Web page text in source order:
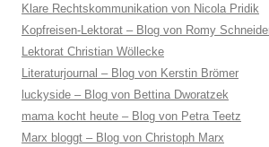
Klare Rechtskommunikation von Nicola Pridik
Kopfreisen-Lektorat – Blog von Romy
Lektorat Christian Wöllecke
Literaturjournal – Blog von Kerstin Brömer
luckyside – Blog von Bettina Dworatzek
mama kocht heute – Blog von Petra Teetz
Marx bloggt – Blog von Christoph Marx